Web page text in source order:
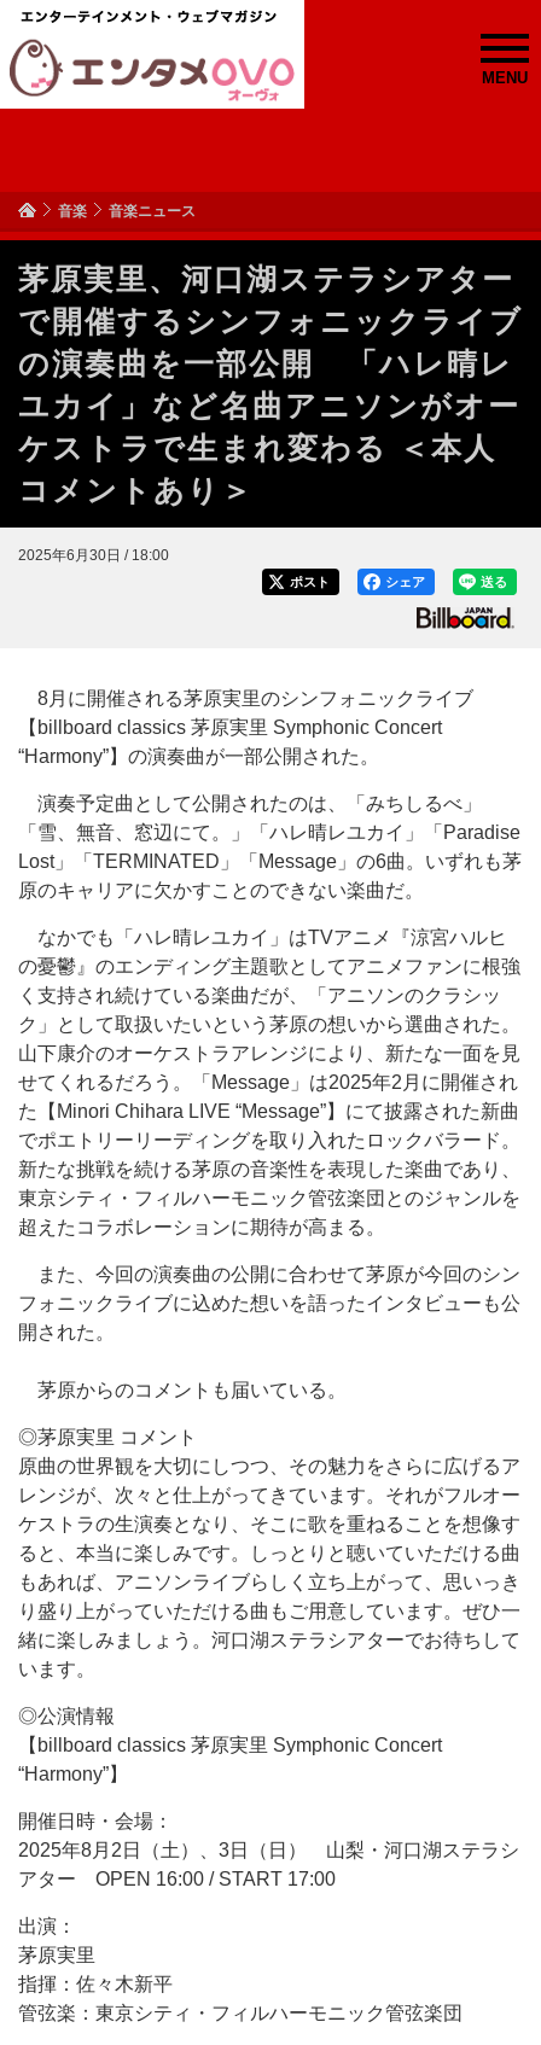
MENU
音楽 音楽ニュース
茅原実里、河口湖ステラシアター
で開催するシンフォニックライブ
の演奏曲を一部公開 「ハレ晴レ
ユカイ」など名曲アニソンがオー
ケストラで生まれ変わる ＜本人
コメントあり＞
2025年6月30日 / 18:00
送る
シェア
ポスト
8月に開催される茅原実里のシンフォニックライブ
【billboard classics 茅原実里 Symphonic Concert
“Harmony”】の演奏曲が一部公開された。
演奏予定曲として公開されたのは、「みちしるべ」
「雪、無音、窓辺にて。」「ハレ晴レユカイ」「Paradise
Lost」「TERMINATED」「Message」の6曲。いずれも茅
原のキャリアに欠かすことのできない楽曲だ。
なかでも「ハレ晴レユカイ」はTVアニメ『涼宮ハルヒ
の憂鬱』のエンディング主題歌としてアニメファンに根強
く支持され続けている楽曲だが、「アニソンのクラシッ
ク」として取扱いたいという茅原の想いから選曲された。
山下康介のオーケストラアレンジにより、新たな一面を見
せてくれるだろう。「Message」は2025年2月に開催され
た【Minori Chihara LIVE “Message”】にて披露された新曲
でポエトリーリーディングを取り入れたロックバラード。
新たな挑戦を続ける茅原の音楽性を表現した楽曲であり、
東京シティ・フィルハーモニック管弦楽団とのジャンルを
超えたコラボレーションに期待が高まる。
また、今回の演奏曲の公開に合わせて茅原が今回のシン
フォニックライブに込めた想いを語ったインタビューも公
開された。
茅原からのコメントも届いている。
◎茅原実里 コメント
原曲の世界観を大切にしつつ、その魅力をさらに広げるア
レンジが、次々と仕上がってきています。それがフルオー
ケストラの生演奏となり、そこに歌を重ねることを想像す
ると、本当に楽しみです。しっとりと聴いていただける曲
もあれば、アニソンライブらしく立ち上がって、思いっき
り盛り上がっていただける曲もご用意しています。ぜひ一
緒に楽しみましょう。河口湖ステラシアターでお待ちして
います。
◎公演情報
【billboard classics 茅原実里 Symphonic Concert
“Harmony”】
開催日時・会場：
2025年8月2日（土）、3日（日） 山梨・河口湖ステラシ
アター OPEN 16:00 / START 17:00
出演：
茅原実里
指揮：佐々木新平
管弦楽：東京シティ・フィルハーモニック管弦楽団